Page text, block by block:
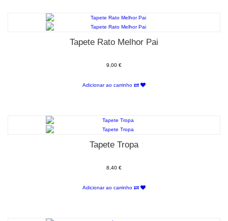
Tapete Rato Melhor Pai
9,00 €
Adicionar ao carrinho
Tapete Tropa
8,40 €
Adicionar ao carrinho